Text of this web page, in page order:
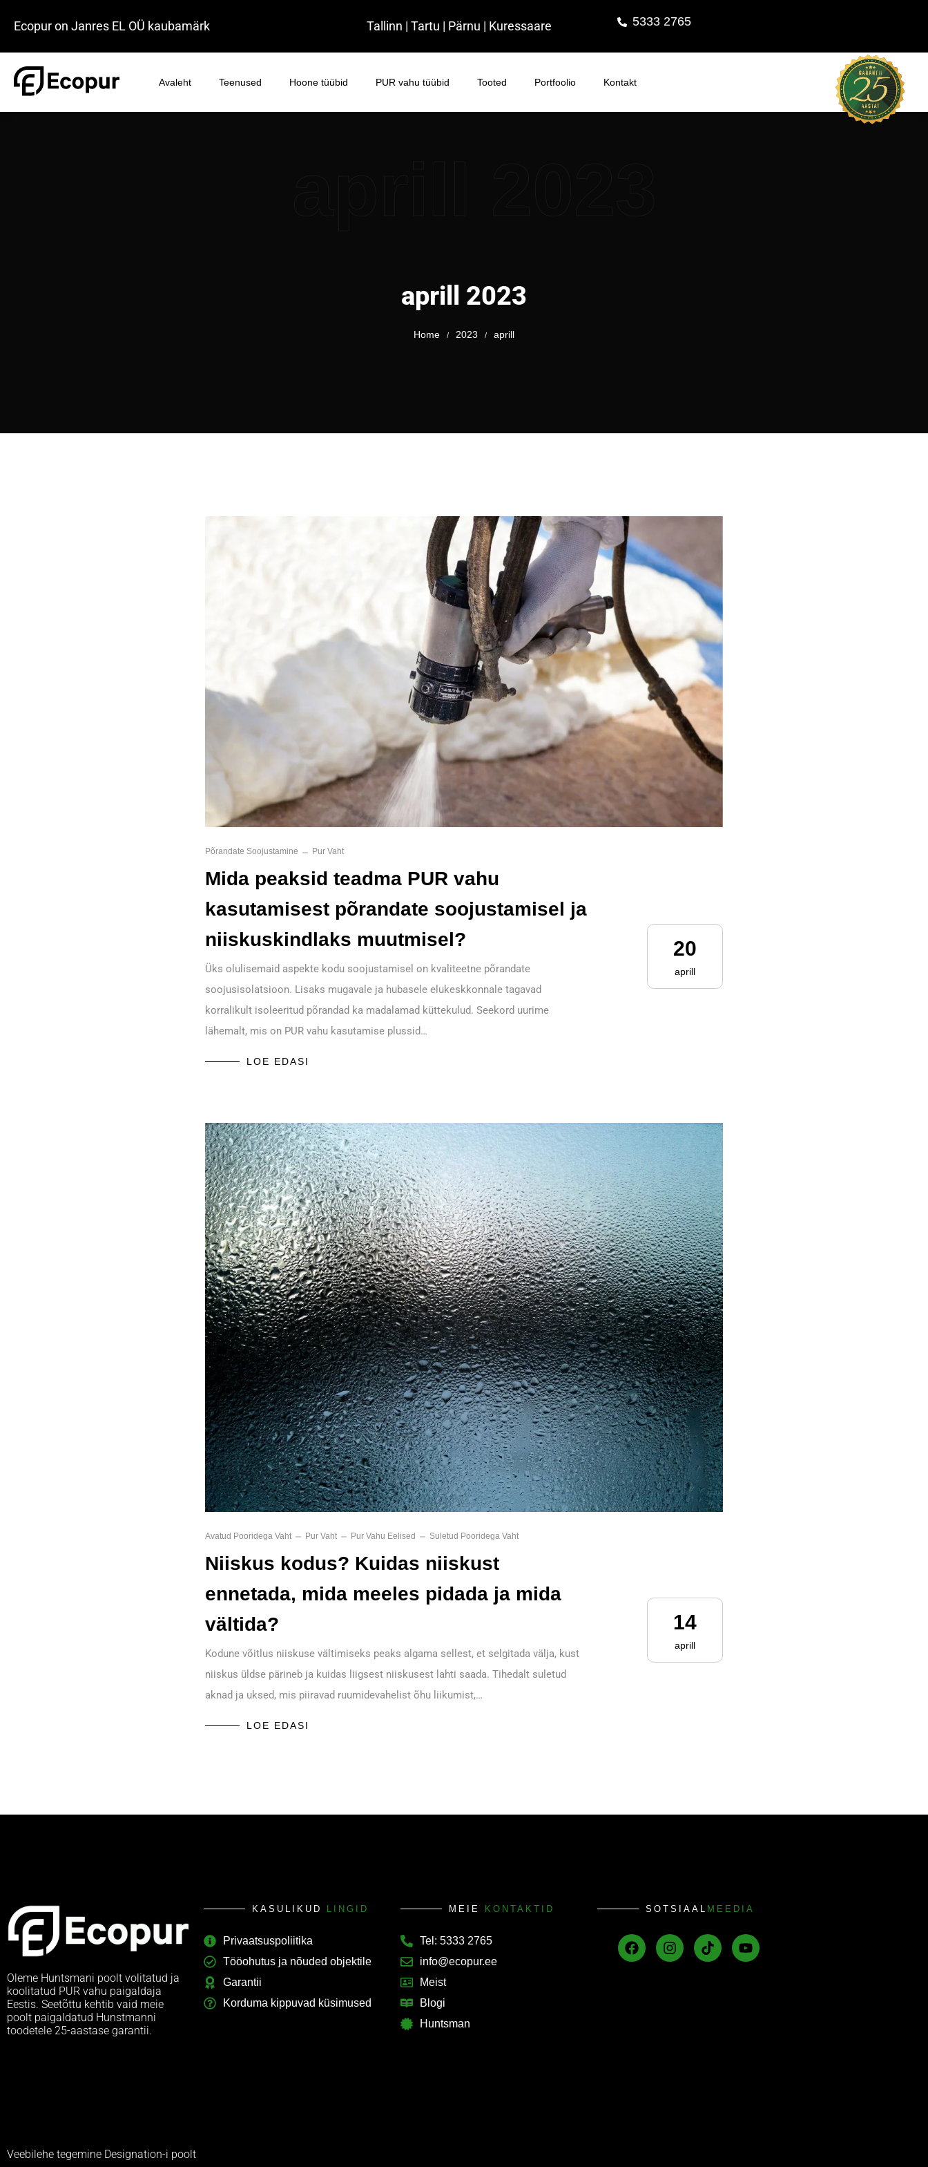
Ecopur on Janres EL OÜ kaubamärk Tallinn | Tartu | Pärnu | Kuressaare 5333 2765
Avaleht Teenused Hoone tüübid PUR vahu tüübid Tooted Portfoolio Kontakt
aprill 2023
Home / 2023 / aprill
Põrandate Soojustamine Pur Vaht
Mida peaksid teadma PUR vahu
kasutamisest põrandate soojustamisel ja
niiskuskindlaks muutmisel?
Üks olulisemaid aspekte kodu soojustamisel on kvaliteetne põrandate
soojusisolatsioon. Lisaks mugavale ja hubasele elukeskkonnale tagavad
korralikult isoleeritud põrandad ka madalamad küttekulud. Seekord uurime
lähemalt, mis on PUR vahu kasutamise plussid…
LOE EDASI
20
aprill
Avatud Pooridega Vaht Pur Vaht Pur Vahu Eelised Suletud Pooridega Vaht
Niiskus kodus? Kuidas niiskust
ennetada, mida meeles pidada ja mida
vältida?
Kodune võitlus niiskuse vältimiseks peaks algama sellest, et selgitada välja, kust
niiskus üldse pärineb ja kuidas liigsest niiskusest lahti saada. Tihedalt suletud
aknad ja uksed, mis piiravad ruumidevahelist õhu liikumist,…
LOE EDASI
14
aprill
Oleme Huntsmani poolt volitatud ja
koolitatud PUR vahu paigaldaja
Eestis. Seetõttu kehtib vaid meie
poolt paigaldatud Hunstmanni
toodetele 25-aastase garantii.
KASULIKUD LINGID
Privaatsuspoliitika
Tööohutus ja nõuded objektile
Garantii
Korduma kippuvad küsimused
MEIE KONTAKTID
Tel: 5333 2765
info@ecopur.ee
Meist
Blogi
Huntsman
SOTSIAAL MEEDIA
Veebilehe tegemine Designation-i poolt